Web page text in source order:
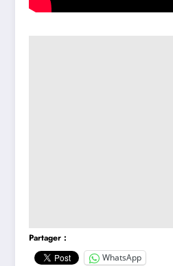
Partager :
WhatsApp